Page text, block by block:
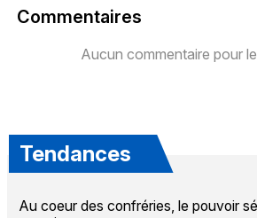
Commentaires
Aucun commentaire pour
Tendances
Au coeur des confréries, le pouvoir